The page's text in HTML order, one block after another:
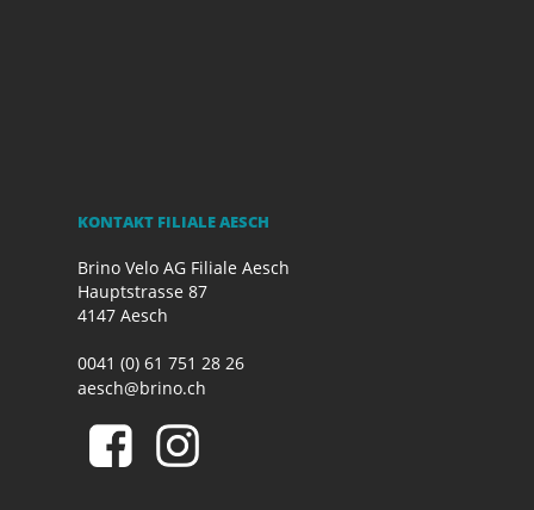
KONTAKT FILIALE AESCH
Brino Velo AG Filiale Aesch
Hauptstrasse 87
4147 Aesch
0041 (0) 61 751 28 26
aesch@brino.ch